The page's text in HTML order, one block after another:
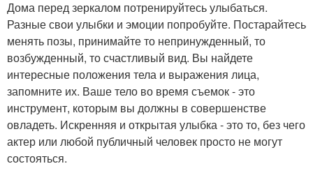
Дома перед зеркалом потренируйтесь улыбаться.
Разные свои улыбки и эмоции попробуйте. Постарайтесь
менять позы, принимайте то непринужденный, то
возбужденный, то счастливый вид. Вы найдете
интересные положения тела и выражения лица,
запомните их. Ваше тело во время съемок - это
инструмент, которым вы должны в совершенстве
овладеть. Искренняя и открытая улыбка - это то, без чего
актер или любой публичный человек просто не могут
состояться.